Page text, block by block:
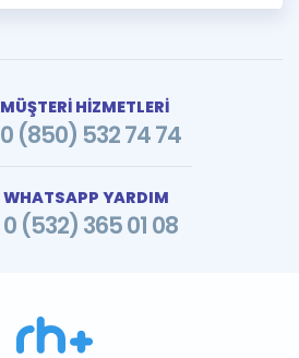
MÜŞTERİ HİZMETLERİ
0 (850) 532 74 74
WHATSAPP YARDIM
0 (532) 365 01 08